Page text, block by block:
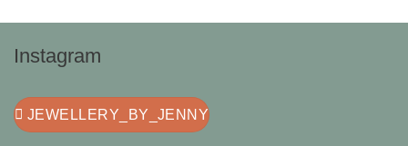
Instagram
JEWELLERY_BY_JENNY